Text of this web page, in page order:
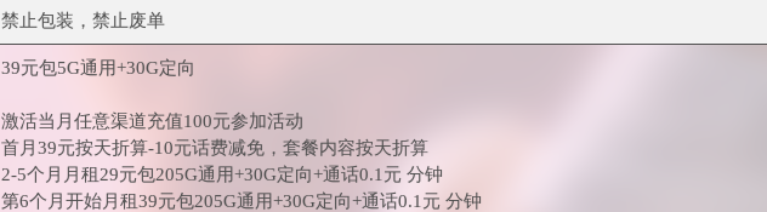
禁止包装，禁止废单
39元包5G通用+30G定向
激活当月任意渠道充值100元参加活动
首月39元按天折算-10元话费减免，套餐内容按天折算
2-5个月月租29元包205G通用+30G定向+通话0.1元 分钟
第6个月开始月租39元包205G通用+30G定向+通话0.1元 分钟